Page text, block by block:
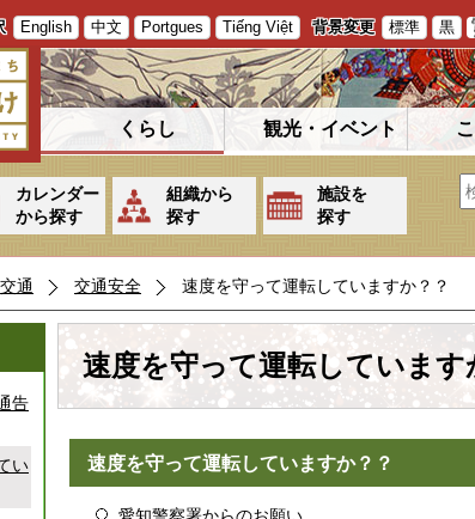
English 中文 Portgues Tiếng Việt 背景変更 標準 黒
くらし 観光・イベント
カレンダー
から探す
組織から
探す
施設を
探す
交通 交通安全 速度を守って運転していますか？？
告
い
速度を守って運転しています
速度を守って運転していますか？？